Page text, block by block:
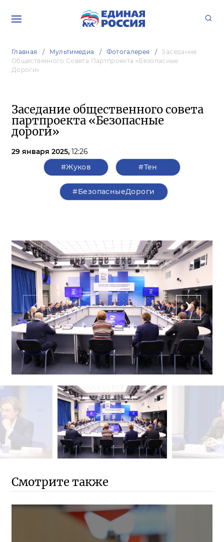
Главная Мультимедиа Фотогалерея
Заседание
Общественного Совета Партпроекта «Безопасные
Дороги»
Заседание общественного совета
партпроекта «Безопасные
дороги»
29 января 2025, 12:26
#Жуков
#Тен
#БезопасныеДороги
Смотрите также